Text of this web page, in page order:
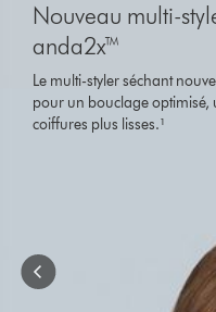
Nouveau multi-
anda2x™
Le multi-styler séchant
pour un bouclage optimisé,
coiffures plus lisses.¹